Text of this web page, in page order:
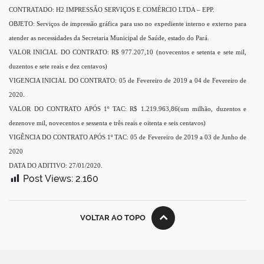
CONTRATADO: H2 IMPRESSÃO SERVIÇOS E COMÉRCIO LTDA – EPP.
OBJETO: Serviços de impressão gráfica para uso no expediente interno e externo para
atender as necessidades da Secretaria Municipal de Saúde, estado do Pará.
VALOR INICIAL DO CONTRATO: R$ 977.207,10 (novecentos e setenta e sete mil,
duzentos e sete reais e dez centavos)
VIGENCIA INICIAL DO CONTRATO: 05 de Fevereiro de 2019 a 04 de Fevereiro de
2020.
VALOR DO CONTRATO APÓS 1º TAC: R$ 1.219.963,86(um milhão, duzentos e
dezenove mil, novecentos e sessenta e três reais e oitenta e seis centavos)
VIGÊNCIA DO CONTRATO APÓS 1º TAC: 05 de Fevereiro de 2019 a 03 de Junho de
2020
DATA DO ADITIVO: 27/01/2020.
Post Views: 2.160
VOLTAR AO TOPO